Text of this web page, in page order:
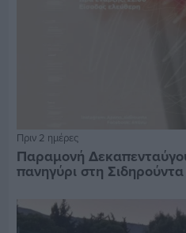
Πριν 2 ημέρες
Παραμονή
πανηγύρι στη Σιδηρούντα